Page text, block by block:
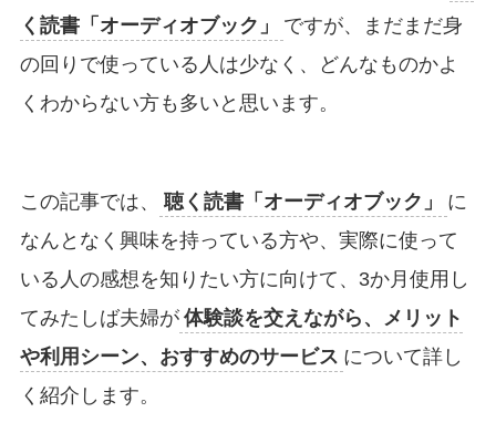
く読書「オーディオブック」
ですが、まだまだ身
の回りで使っている人は少なく、どんなものかよ
くわからない方も多いと思います。
この記事では、 聴く読書「オーディオブック」
に
なんとなく興味を持っている方や、実際に使って
いる人の感想を知りたい方に向けて、3か月使用し
てみたしば夫婦が 体験談を交えながら、メリット
や利用シーン、おすすめのサービス について詳し
く紹介します。